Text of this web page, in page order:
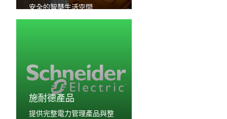
安全的智慧生活空間
施耐德產品
提供完整電力管理產品與整